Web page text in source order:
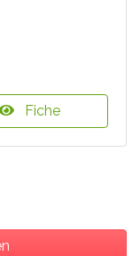
Fiche